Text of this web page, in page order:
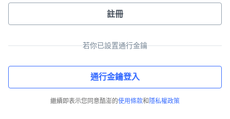
註冊
若你已設置通行金鑰
通行金鑰登入
繼續即表示您同意酷澎的使用條款和 隱私權政策